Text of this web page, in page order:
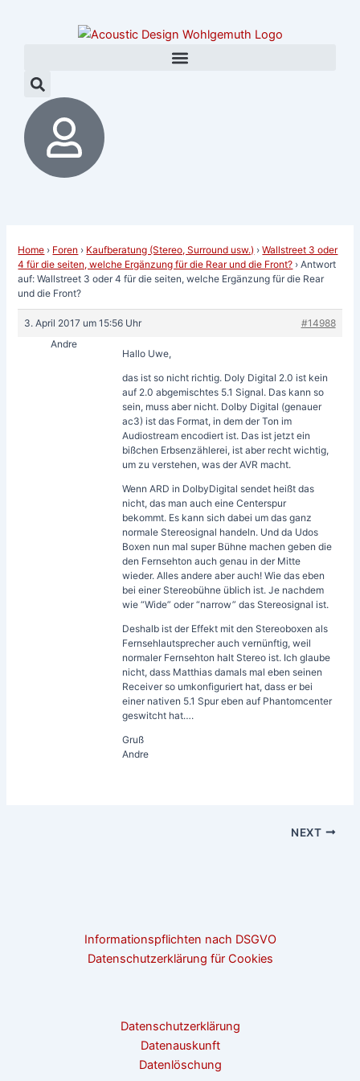
Home › Foren › Kaufberatung (Stereo, Surround usw.) › Wallstreet 3 oder
4 für die seiten, welche Ergänzung für die Rear und die Front? › Antwort
auf: Wallstreet 3 oder 4 für die seiten, welche Ergänzung für die Rear
und die Front?
3. April 2017 um 15:56 Uhr
#14988
Andre
Hallo Uwe,
das ist so nicht richtig. Doly Digital 2.0 ist kein
auf 2.0 abgemischtes 5.1 Signal. Das kann so
sein, muss aber nicht. Dolby Digital (genauer
ac3) ist das Format, in dem der Ton im
Audiostream encodiert ist. Das ist jetzt ein
bißchen Erbsenzählerei, ist aber recht wichtig,
um zu verstehen, was der AVR macht.
Wenn ARD in DolbyDigital sendet heißt das
nicht, das man auch eine Centerspur
bekommt. Es kann sich dabei um das ganz
normale Stereosignal handeln. Und da Udos
Boxen nun mal super Bühne machen geben die
den Fernsehton auch genau in der Mitte
wieder. Alles andere aber auch! Wie das eben
bei einer Stereobühne üblich ist. Je nachdem
wie “Wide” oder “narrow” das Stereosignal ist.
Deshalb ist der Effekt mit den Stereoboxen als
Fernsehlautsprecher auch vernünftig, weil
normaler Fernsehton halt Stereo ist. Ich glaube
nicht, dass Matthias damals mal eben seinen
Receiver so umkonfiguriert hat, dass er bei
einer nativen 5.1 Spur eben auf Phantomcenter
geswitcht hat….
Gruß
Andre
NEXT
Informationspflichten nach DSGVO
Datenschutzerklärung für Cookies
Datenschutzerklärung
Datenauskunft
Datenlöschung